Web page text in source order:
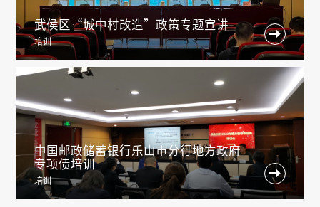
武侯区“城中村改造”政策专题宣讲
培训

中国邮政储蓄银行乐山市分行地方政府
专项债培训
培训
